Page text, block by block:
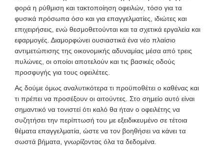
φορά η ρύθμιση και τακτοποίηση οφειλών, τόσο για τα
φυσικά πρόσωπα όσο και για επαγγελματίες, ιδιώτες και
επιχειρήσεις, ενώ θεσμοθετούνται και τα σχετικά εργαλεία και
εφαρμογές. Διαμορφώνει ουσιαστικά ένα νέο πλαίσιο
αντιμετώπισης της οικονομικής αδυναμίας μέσα από τρεις
πυλώνες, οι οποίοι αποτελούν και τις βασικές οδούς
προσφυγής για τους οφειλέτες.
Ας δούμε όμως αναλυτικότερα τι προϋποθέτει ο καθένας και
τι πρέπει να προσέξουν οι αιτούντες. Στο σημείο αυτό είναι
σημαντικό να τονιστεί ότι καλό θα ήταν ο οφειλέτης να
συζητήσει την περίπτωσή του με εξειδικευμένο σε τέτοια
θέματα επαγγελματία, ώστε να τον βοηθήσει να κάνει τα
σωστά βήματα, γνωρίζοντας όλα τα δεδομένα.